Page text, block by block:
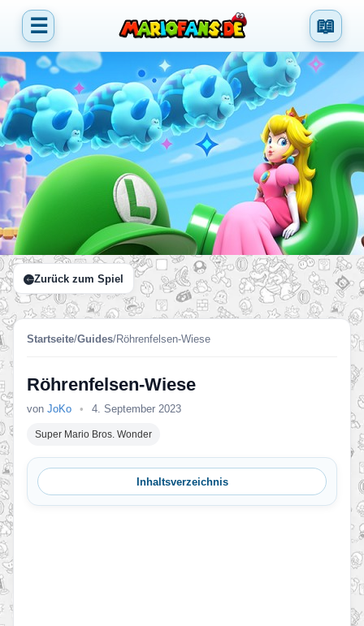
☰ 📖
Zurück zum Spiel
Startseite/Guides/Röhrenfelsen-Wiese
Röhrenfelsen-Wiese
von JoKo • 4. September 2023
Super Mario Bros. Wonder
Inhaltsverzeichnis